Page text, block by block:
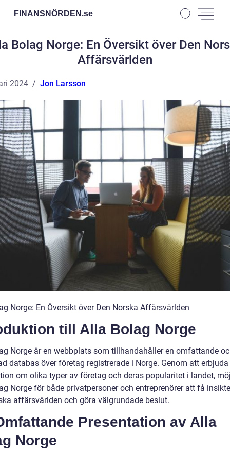
FINANSNÖRDEN.se
Bolag Norge: En Översikt över Den
Affärsvärlden
2024 Jon Larsson
Norge: En Översikt över Den Norska Affärsvärlden
till Alla Bolag Norge
Norge är en webbplats som tillhandahåller en omfattande
databas över företag registrerade i Norge. Genom att erbjuda
om olika typer av företag och deras popularitet i landet,
Norge för både privatpersoner och entreprenörer att få
affärsvärlden och göra välgrundade beslut.
Presentation av Alla
Norge